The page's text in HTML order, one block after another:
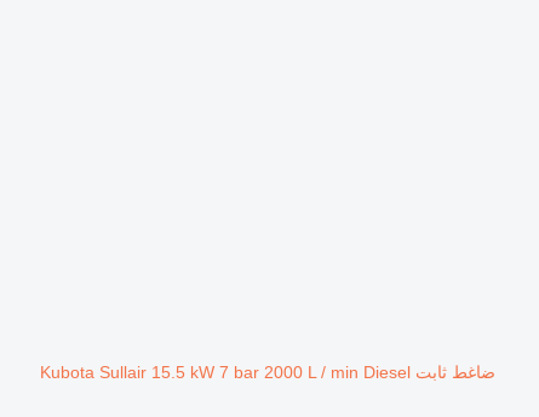
ضاغط ثابت Kubota Sullair 15.5 kW 7 bar 2000 L / min Diesel